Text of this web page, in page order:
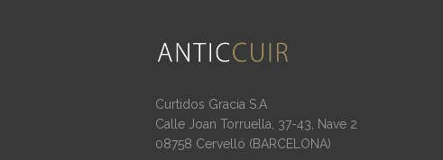
Curtidos Gracia S.A
Calle Joan Torruella, 37-43, Nave 2
08758 Cervelló (BARCELONA)